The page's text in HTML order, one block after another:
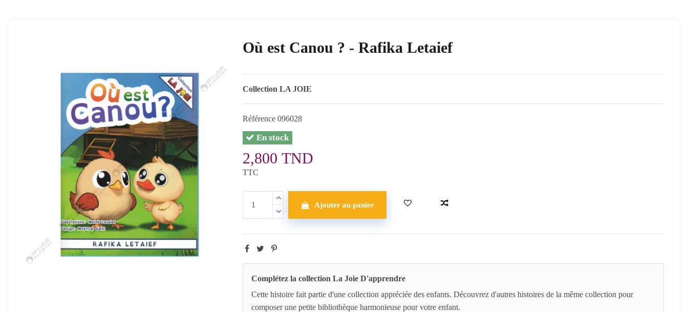
Où est Canou ? - Rafika Letaief
Collection LA JOIE
Référence 096028
En stock
2,800 TND
TTC
Ajouter au panier
Complétez la collection La Joie D'apprendre
Cette histoire fait partie d'une collection appréciée des enfants. Découvrez d'autres histoires de la même collection pour
composer une petite bibliothèque harmonieuse pour votre enfant.